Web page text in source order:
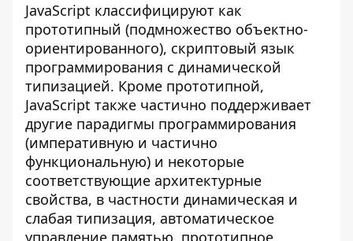
JavaScript классифицируют как
прототипный (подмножество объектно-
ориентированного), скриптовый язык
программирования с динамической
типизацией. Кроме прототипной,
JavaScript также частично поддерживает
другие парадигмы программирования
(императивную и частично
функциональную) и некоторые
соответствующие архитектурные
свойства, в частности динамическая и
слабая типизация, автоматическое
управление памятью, прототипное